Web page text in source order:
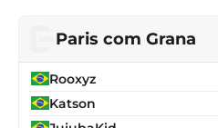
Paris com Grana
Rooxyz
Katson